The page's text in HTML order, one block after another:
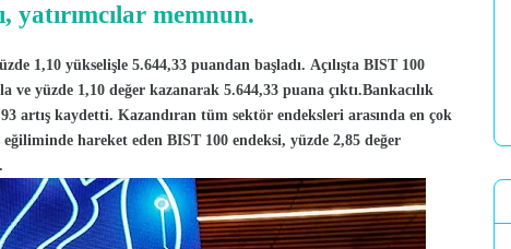
yatırımcılar memnun.
1,10 yükselişle 5.644,33 puandan başladı. Açılışta BIST 100
ve yüzde 1,10 değer kazanarak 5.644,33 puana çıktı.Bankacılık
artış kaydetti. Kazandıran tüm sektör endeksleri arasında en çok
hareket eden BIST 100 endeksi, yüzde 2,85 değer